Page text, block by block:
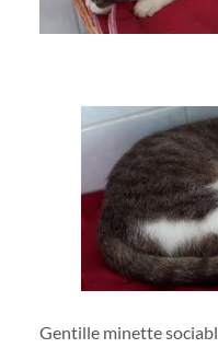
Gentille minette